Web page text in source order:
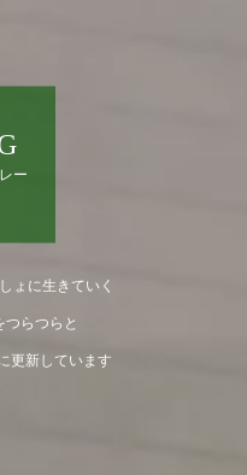
ー
ょに生きていく
つらつらと
更新しています